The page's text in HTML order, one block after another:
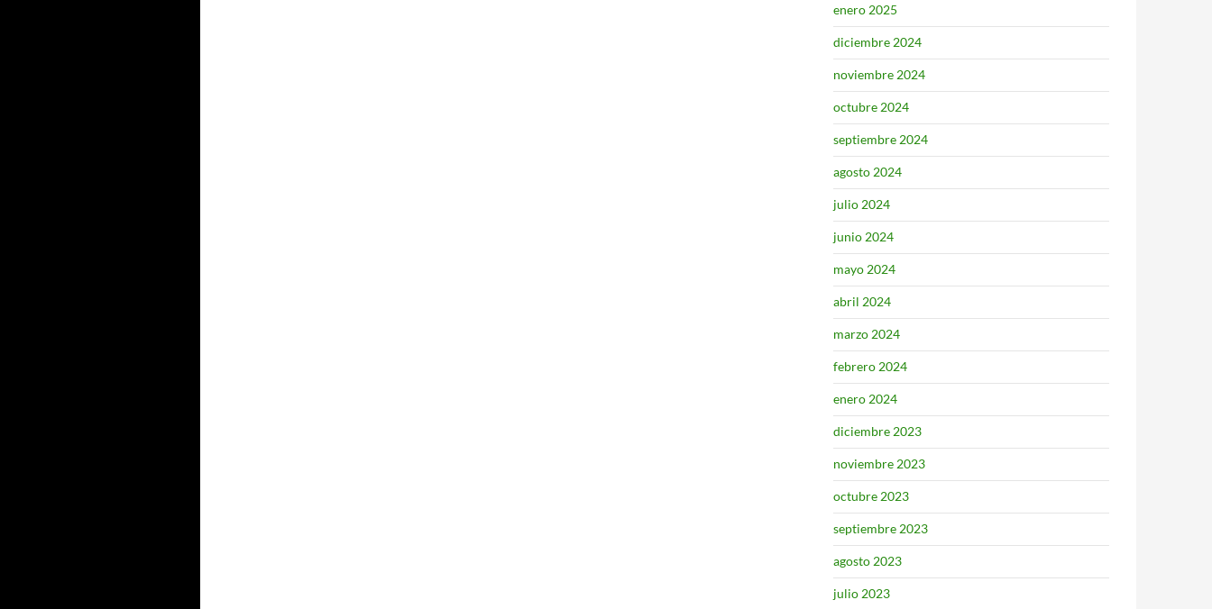
enero 2025
diciembre 2024
noviembre 2024
octubre 2024
septiembre 2024
agosto 2024
julio 2024
junio 2024
mayo 2024
abril 2024
marzo 2024
febrero 2024
enero 2024
diciembre 2023
noviembre 2023
octubre 2023
septiembre 2023
agosto 2023
julio 2023